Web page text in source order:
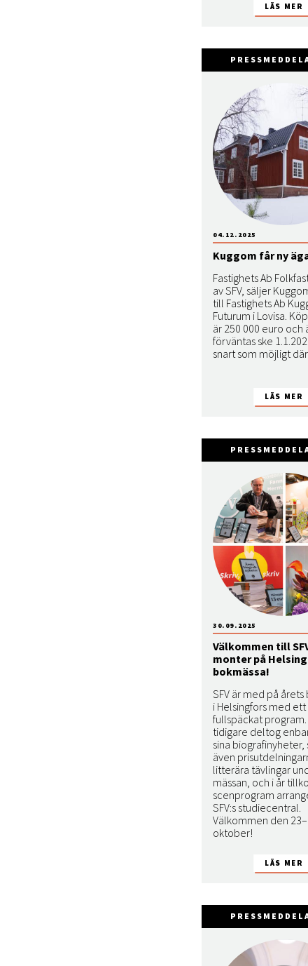
Kuggom får ny
Fastighets Ab
av SFV, säljer
till Fastighets Ab
Futurum i Lovisa.
är 250 000 euro och
förväntas ske
snart som möjligt
04.12.2025
Välkommen till
monter på
bokmässa!
SFV är med på årets
i Helsingfors med ett
fullspäckat program.
tidigare deltog
sina biografinyheter,
även
litterära tävlingar
mässan, och i år
scenprogram
SFV:s studiecentral.
Välkommen den
oktober!
30.09.2025